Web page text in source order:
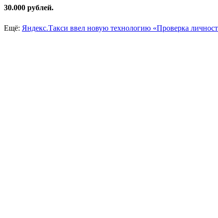
30.000 рублей.
Ещё: Яндекс.Такси ввел новую технологию «Проверка